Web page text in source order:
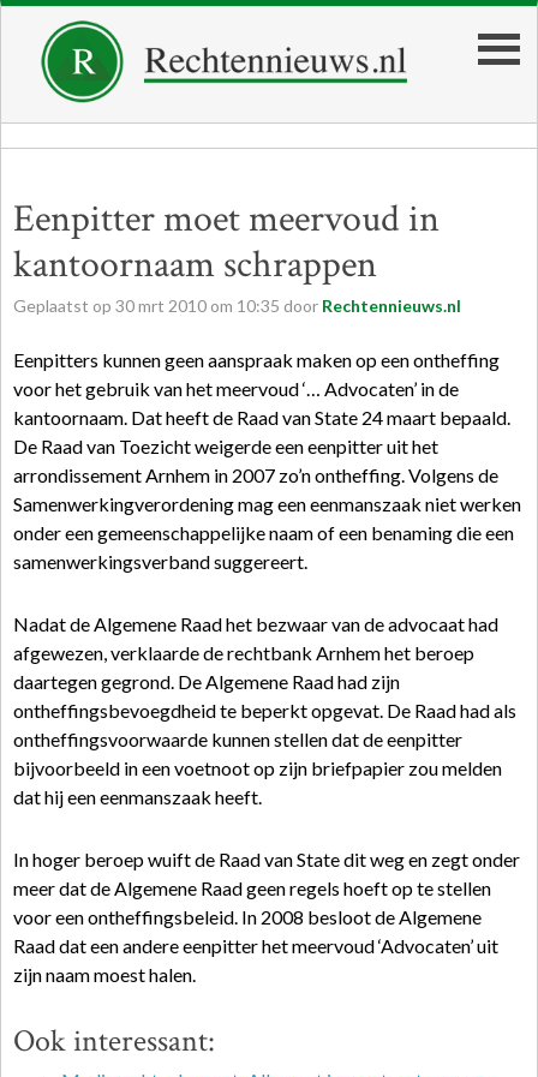
Eenpitter moet meervoud in
kantoornaam schrappen
Geplaatst op 30mrt 2010 om 10:35 door Rechtennieuws.nl
Eenpitters kunnen geen aanspraak maken op een ontheffing
voor het gebruik van het meervoud ‘… Advocaten’ in de
kantoornaam. Dat heeft de Raad van State 24 maart bepaald.
De Raad van Toezicht weigerde een eenpitter uit het
arrondissement Arnhem in 2007 zo’n ontheffing. Volgens de
Samenwerkingverordening mag een eenmanszaak niet werken
onder een gemeenschappelijke naam of een benaming die een
samenwerkingsverband suggereert.
Nadat de Algemene Raad het bezwaar van de advocaat had
afgewezen, verklaarde de rechtbank Arnhem het beroep
daartegen gegrond. De Algemene Raad had zijn
ontheffingsbevoegdheid te beperkt opgevat. De Raad had als
ontheffingsvoorwaarde kunnen stellen dat de eenpitter
bijvoorbeeld in een voetnoot op zijn briefpapier zou melden
dat hij een eenmanszaak heeft.
In hoger beroep wuift de Raad van State dit weg en zegt onder
meer dat de Algemene Raad geen regels hoeft op te stellen
voor een ontheffingsbeleid. In 2008 besloot de Algemene
Raad dat een andere eenpitter het meervoud ‘Advocaten’ uit
zijn naam moest halen.
Ook interessant: